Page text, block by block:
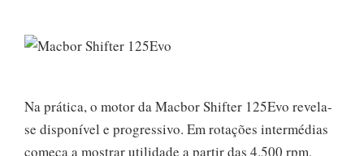
Na prática, o motor da Macbor Shifter 125Evo revela-
se disponível e progressivo. Em rotações intermédias
começa a mostrar utilidade a partir das 4.500 rpm,